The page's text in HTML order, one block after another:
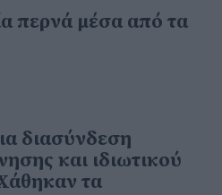
περνά μέσα από τα
διασύνδεση
και ιδιωτικού
τα